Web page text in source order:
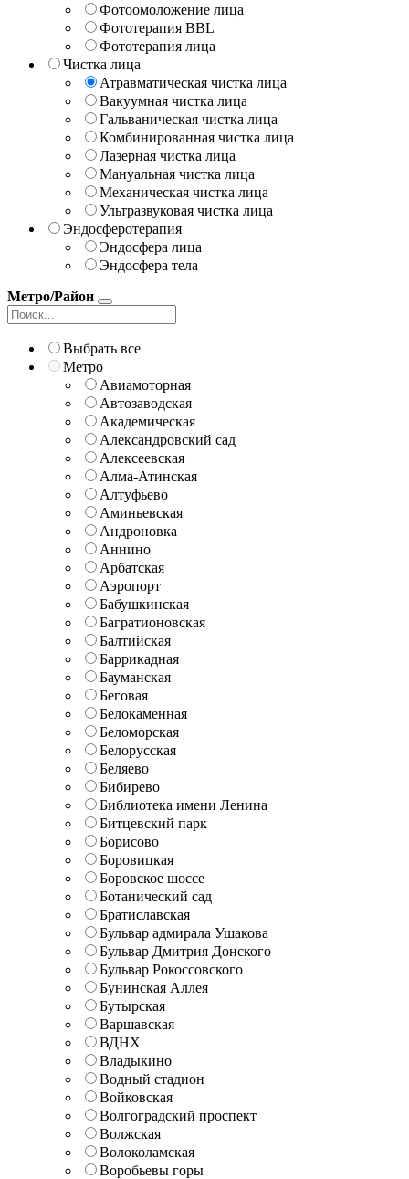
Фотоомоложение лица
Фототерапия BBL
Фототерапия лица
Чистка лица
Атравматическая чистка лица
Вакуумная чистка лица
Гальваническая чистка лица
Комбинированная чистка лица
Лазерная чистка лица
Мануальная чистка лица
Механическая чистка лица
Ультразвуковая чистка лица
Эндосферотерапия
Эндосфера лица
Эндосфера тела
Метро/Район
Выбрать все
Метро
Авиамоторная
Автозаводская
Академическая
Александровский сад
Алексеевская
Алма-Атинская
Алтуфьево
Аминьевская
Андроновка
Аннино
Арбатская
Аэропорт
Бабушкинская
Багратионовская
Балтийская
Баррикадная
Бауманская
Беговая
Белокаменная
Беломорская
Белорусская
Беляево
Бибирево
Библиотека имени Ленина
Битцевский парк
Борисово
Боровицкая
Боровское шоссе
Ботанический сад
Братиславская
Бульвар адмирала Ушакова
Бульвар Дмитрия Донского
Бульвар Рокоссовского
Бунинская Аллея
Бутырская
Варшавская
ВДНХ
Владыкино
Водный стадион
Войковская
Волгоградский проспект
Волжская
Волоколамская
Воробьевы горы